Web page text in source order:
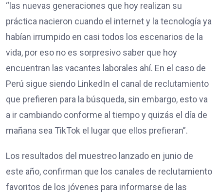
“las nuevas generaciones que hoy realizan su
práctica nacieron cuando el internet y la tecnología ya
habían irrumpido en casi todos los escenarios de la
vida, por eso no es sorpresivo saber que hoy
encuentran las vacantes laborales ahí. En el caso de
Perú sigue siendo LinkedIn el canal de reclutamiento
que prefieren para la búsqueda, sin embargo, esto va
a ir cambiando conforme al tiempo y quizás el día de
mañana sea TikTok el lugar que ellos prefieran”.
Los resultados del muestreo lanzado en junio de
este año, confirman que los canales de reclutamiento
favoritos de los jóvenes para informarse de las